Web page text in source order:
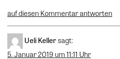
auf diesen Kommentar antworten
Ueli Kellersagt:
5. Januar 2019 um 11:11 Uhr